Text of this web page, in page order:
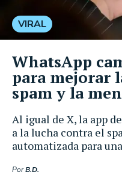
Al igual de X, la app
a la lucha contra el
automatizada para
PorB.D.
VIRAL
WhatsApp
para mejorar
spam y la